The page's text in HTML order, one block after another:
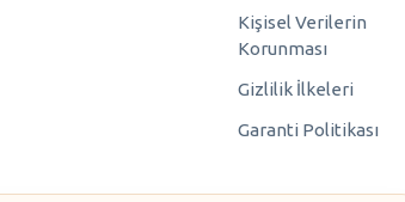
Kişisel Verilerin
Korunması
Gizlilik İlkeleri
Garanti Politikası